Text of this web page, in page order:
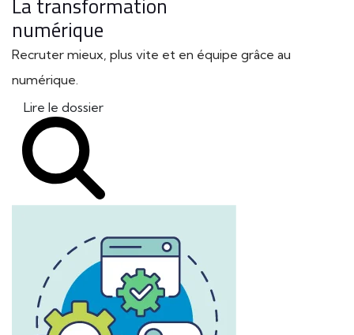
numérique
Recruter mieux, plus vite et en équipe grâce au
numérique.
Lire le dossier